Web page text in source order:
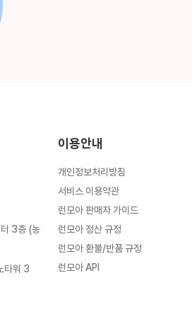
3층 (농
타워 3
이용안내
개인정보처리방침
서비스 이용약관
런모아 판매자 가이드
런모아 정산 규정
런모아 환불/반품 규정
런모아 API